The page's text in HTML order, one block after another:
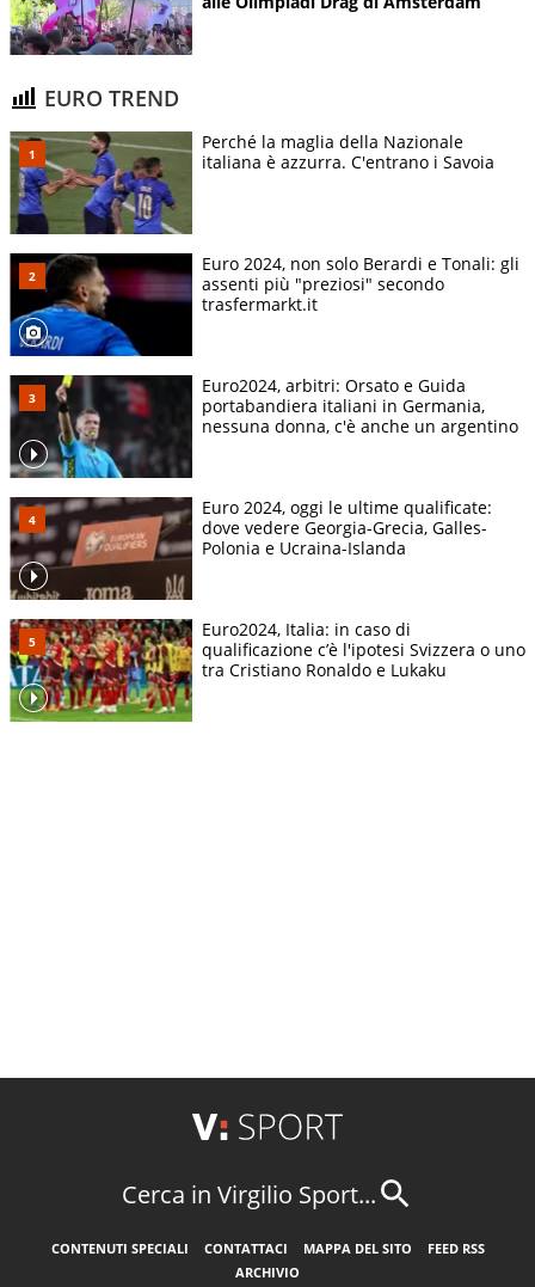
EURO TREND
Perché la maglia della Nazionale
italiana è azzurra. C'entrano i Savoia
Euro 2024, non solo Berardi e Tonali: gli
assenti più "preziosi" secondo
trasfermarkt.it
Euro2024, arbitri: Orsato e Guida
portabandiera italiani in Germania,
nessuna donna, c'è anche un argentino
Euro 2024, oggi le ultime qualificate:
dove vedere Georgia-Grecia, Galles-
Polonia e Ucraina-Islanda
Euro2024, Italia: in caso di
qualificazione c’è l'ipotesi Svizzera o uno
tra Cristiano Ronaldo e Lukaku
Cerca in Virgilio Sport...
CONTENUTI SPECIALI CONTATTACI MAPPA DEL SITO
FEED RSS
ARCHIVIO